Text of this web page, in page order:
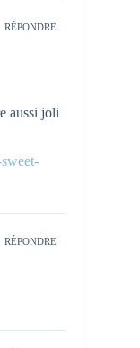
RÉPONDRE
aussi joli
RÉPONDRE